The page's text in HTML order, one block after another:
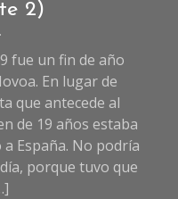
2)
fue un fin de año
En lugar de
que antecede al
de 19 años estaba
España. No podría
porque tuvo que